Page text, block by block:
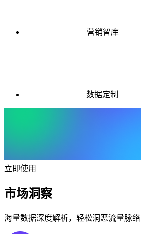
营销智库
数据定制
立即使用
市场洞察
海量数据深度解析，轻松洞恶流量脉络